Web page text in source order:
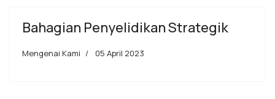
Bahagian Penyelidikan Strategik
Mengenai Kami 05 April 2023